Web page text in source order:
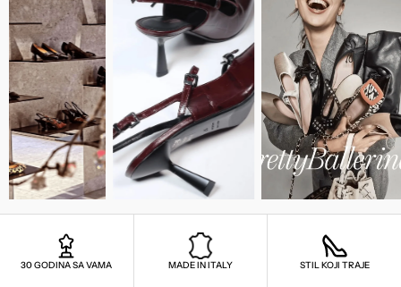
30 GODINA SA VAMA MADE IN ITALY STIL KOJI TRAJE